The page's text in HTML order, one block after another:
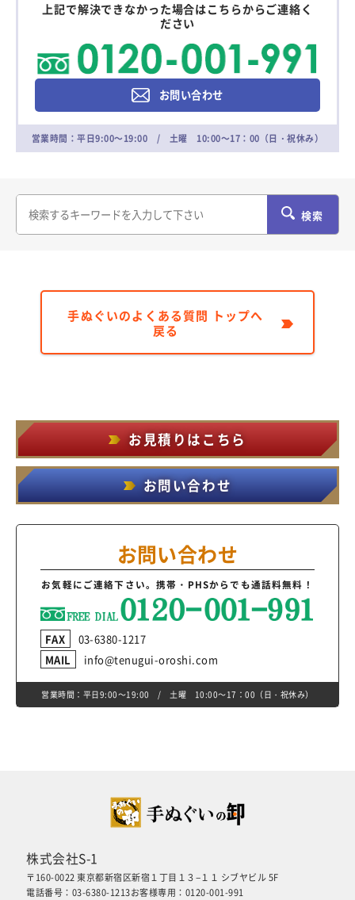
上記で解決できなかった場合はこちらからご連絡く
ださい
お問い合わせ
営業時間：平日9:00～19:00 / 土曜 10:00～17：00（日・祝休み）
検索
手ぬぐいのよくある質問 トップへ
戻る
お見積りはこちら
お問い合わせ
お問い合わせ
お気軽にご連絡下さい。携帯・PHSからでも通話料無料！
FAX
03-6380-1217
MAIL
info@tenugui-oroshi.com
営業時間：平日9:00～19:00 / 土曜 10:00～17：00（日・祝休み）
株式会社S-1
〒160-0022 東京都新宿区新宿１丁目１３−１１ シブヤビル 5F
電話番号：03-6380-1213お客様専用：0120-001-991